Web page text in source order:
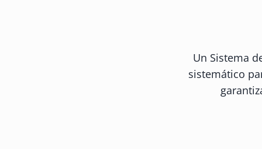
Un Sistema
sistemático